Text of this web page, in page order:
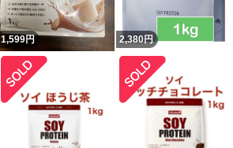
1,599円 2,380円